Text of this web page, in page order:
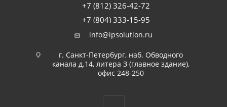
+7 (812) 326-42-72
+7 (804) 333-15-95
info@ipsolution.ru
г. Санкт-Петербург, наб. Обводного
канала д.14, литера З (главное здание),
офис 248-250